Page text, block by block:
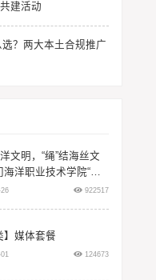
建活动
？两大本土合规推广
文明，“绳”结海丝文
海洋职业技术学院“闽
”实践队赴浙江等地开展
922517
】媒体套餐
124673